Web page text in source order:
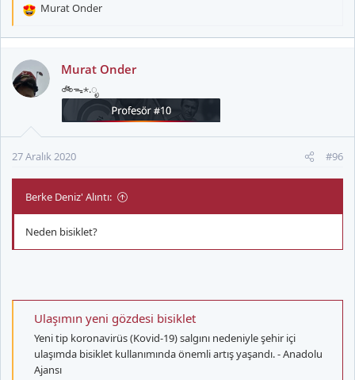
T
k
i
l
Murat Onder
Murat Onder
🚲ᯓ⋆.ೃ
27 Aralık 2020 #96
Berke Deniz' Alıntı:
Neden bisiklet?
Ulaşımın yeni gözdesi bisiklet
Yeni tip koronavirüs (Kovid-19) salgını nedeniyle şehir içi
ulaşımda bisiklet kullanımında önemli artış yaşandı. - Anadolu
Ajansı